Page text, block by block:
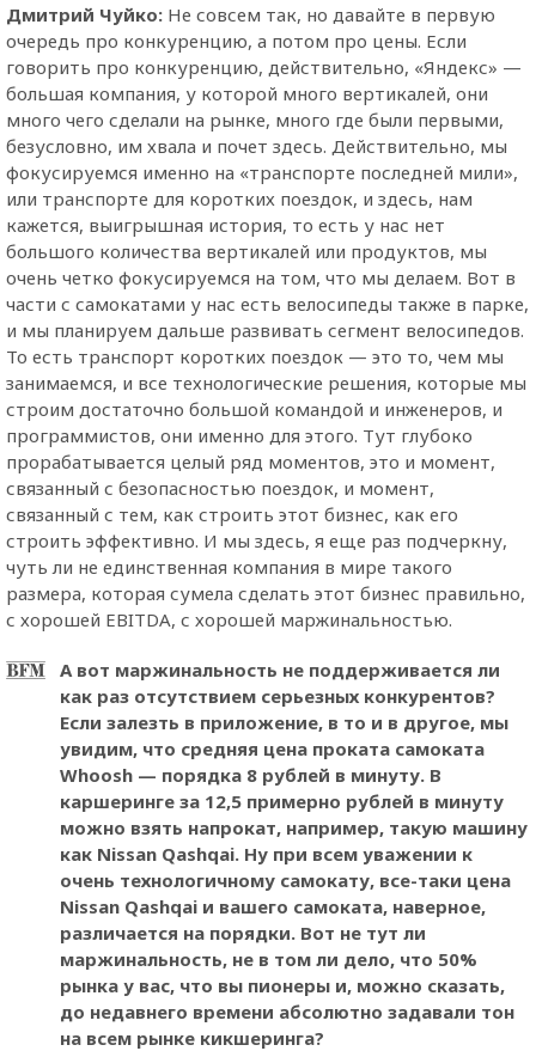
Дмитрий Чуйко: Не совсем так, но давайте в первую
очередь про конкуренцию, а потом про цены. Если
говорить про конкуренцию, действительно, «Яндекс» —
большая компания, у которой много вертикалей, они
много чего сделали на рынке, много где были первыми,
безусловно, им хвала и почет здесь. Действительно, мы
фокусируемся именно на «транспорте последней мили»,
или транспорте для коротких поездок, и здесь, нам
кажется, выигрышная история, то есть у нас нет
большого количества вертикалей или продуктов, мы
очень четко фокусируемся на том, что мы делаем. Вот в
части с самокатами у нас есть велосипеды также в парке,
и мы планируем дальше развивать сегмент велосипедов.
То есть транспорт коротких поездок — это то, чем мы
занимаемся, и все технологические решения, которые мы
строим достаточно большой командой и инженеров, и
программистов, они именно для этого. Тут глубоко
прорабатывается целый ряд моментов, это и момент,
связанный с безопасностью поездок, и момент,
связанный с тем, как строить этот бизнес, как его
строить эффективно. И мы здесь, я еще раз подчеркну,
чуть ли не единственная компания в мире такого
размера, которая сумела сделать этот бизнес правильно,
с хорошей EBITDA, с хорошей маржинальностью.
А вот маржинальность не поддерживается ли
как раз отсутствием серьезных конкурентов?
Если залезть в приложение, в то и в другое, мы
увидим, что средняя цена проката самоката
Whoosh — порядка 8 рублей в минуту. В
каршеринге за 12,5 примерно рублей в минуту
можно взять напрокат, например, такую машину
как Nissan Qashqai. Ну при всем уважении к
очень технологичному самокату, все-таки цена
Nissan Qashqai и вашего самоката, наверное,
различается на порядки. Вот не тут ли
маржинальность, не в том ли дело, что 50%
рынка у вас, что вы пионеры и, можно сказать,
до недавнего времени абсолютно задавали тон
на всем рынке кикшеринга?